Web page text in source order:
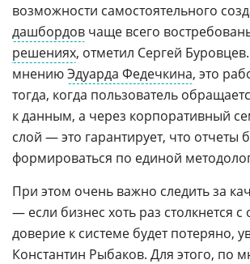
возможности самостоятельного
дашбордов чаще всего
решениях, отметил Сергей
мнениюЭдуарда Федечкина, это
тогда, когда пользователь
к данным, а через корпоративный
слой — это гарантирует, что отчеты
формироваться по единой
При этом очень важно следить за
— если бизнес хоть раз столкнется
доверие к системе будет потеряно,
Константин Рыбаков. Для этого, по